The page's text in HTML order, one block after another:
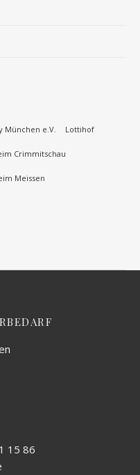
München e.V. Lottihof
Crimmitschau
Meissen
15 86